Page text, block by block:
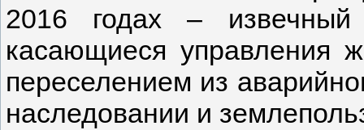
2016 годах – извечный
касающиеся управления
переселением из
наследовании и